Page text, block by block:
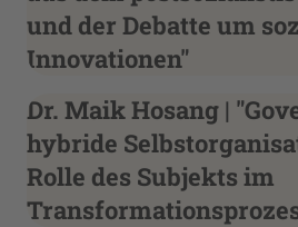
und der Debatte um
Innovationen"
Dr. Maik Hosang |
hybride
Rolle des Subjekts im